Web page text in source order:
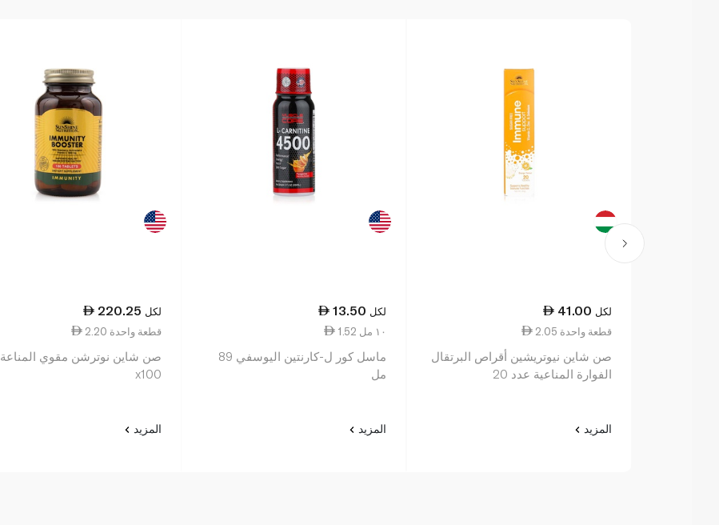
41.00 لكل
2.05 قطعة واحدة
صن شاين نيوتريشين أقراص البرتقال
الفوارة المناعية عدد 20
المزيد
13.50 لكل
1.52 ١٠ مل
ماسل كور ل-كارنتين اليوسفي 89
مل
المزيد
220.25 لكل
2.20 قطعة واحدة
صن شاين نوترشن مقوي المناعة
x100
المزيد